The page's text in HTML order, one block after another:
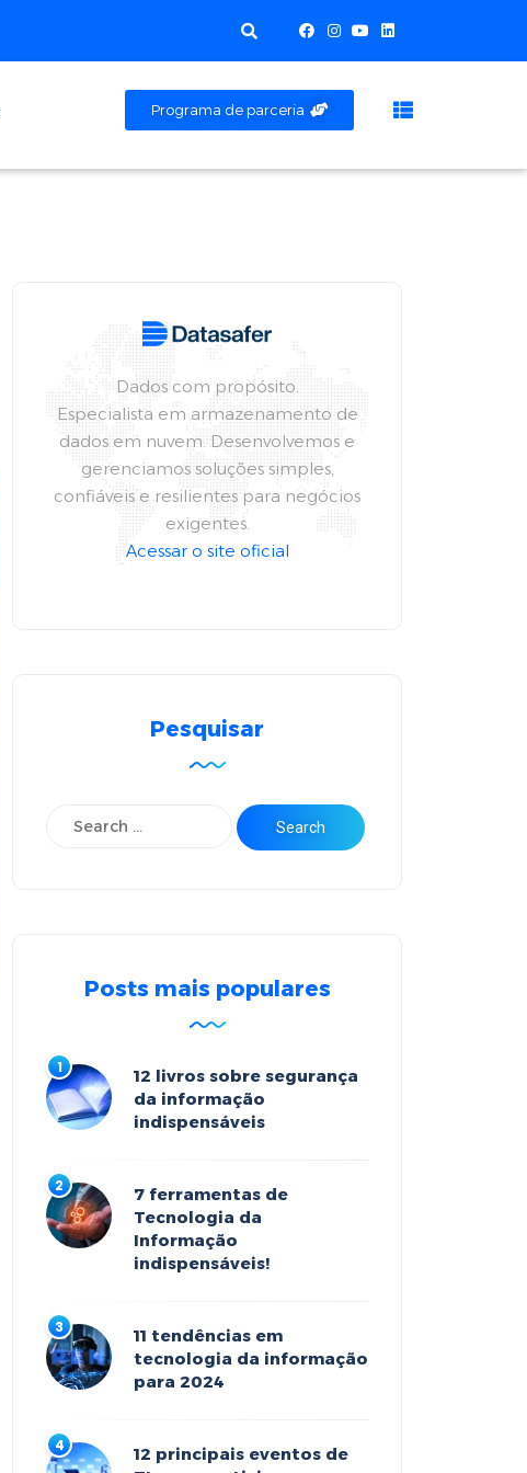
Programa de parceria
Dados com propósito.
Especialista em armazenamento de
dados em nuvem. Desenvolvemos e
gerenciamos soluções simples,
confiáveis e resilientes para negócios
exigentes.
Acessar o site oficial
Pesquisar
Posts mais populares
12 livros sobre segurança
da informação
indispensáveis
7 ferramentas de
Tecnologia da
Informação
indispensáveis!
11 tendências em
tecnologia da informação
para 2024
12 principais eventos de